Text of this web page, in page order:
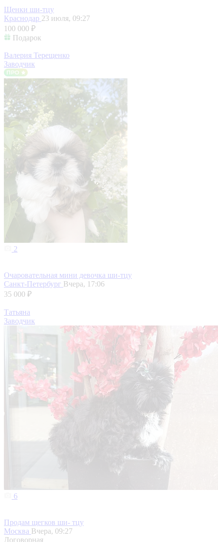
Щенки ши-тцу
Краснодар 23 июля, 09:27
100 000 ₽
Подарок
Валерия Терещенко
Заводчик
2
Очаровательная мини девочка ши-тцу
Санкт-Петербург Вчера, 17:06
35 000 ₽
Татьяна
Заводчик
6
Продам щегков ши- тцу
Москва Вчера, 09:27
Договорная